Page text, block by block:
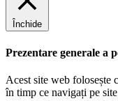
Închide
Prezentare generale a
Acest site web folosește
în timp ce navigați pe